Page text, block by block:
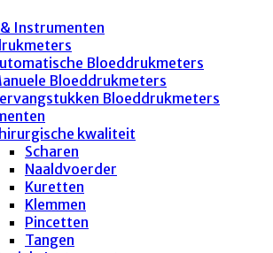
Instrumenten
Bloeddrukmeters
Bloeddrukmeters
Bloeddrukmeters
kwaliteit
Scharen
Naaldvoerder
Kuretten
Klemmen
Pincetten
Tangen